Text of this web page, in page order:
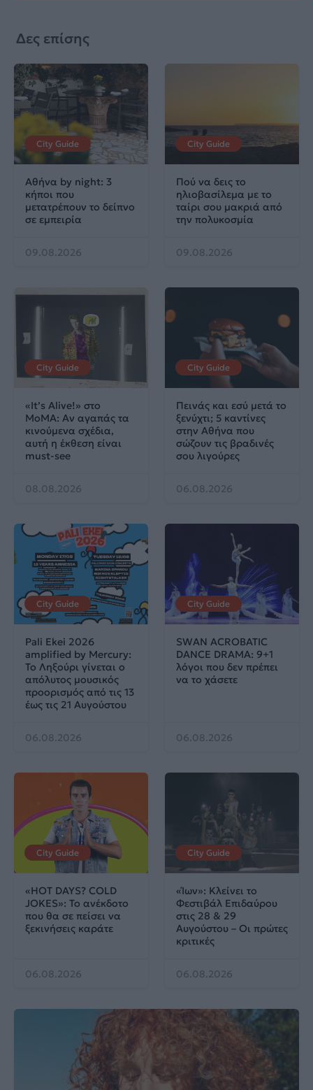
Δες επίσης
City Guide
Αθήνα by night: 3
κήποι που
μετατρέπουν το δείπνο
σε εμπειρία
09.08.2026
City Guide
Πού να δεις το
ηλιοβασίλεμα με το
ταίρι σου μακριά από
την πολυκοσμία
09.08.2026
City Guide
«It’s Alive!» στο
MoMA: Αν αγαπάς τα
κινούμενα σχέδια,
αυτή η έκθεση είναι
must-see
08.08.2026
City Guide
Πεινάς και εσύ μετά το
ξενύχτι; 5 καντίνες
στην Αθήνα που
σώζουν τις βραδινές
σου λιγούρες
06.08.2026
City Guide
Pali Ekei 2026
amplified by Mercury:
Το Ληξούρι γίνεται ο
απόλυτος μουσικός
προορισμός από τις 13
έως τις 21 Αυγούστου
06.08.2026
City Guide
SWAN ACROBATIC
DANCE DRAMA: 9+1
λόγοι που δεν πρέπει
να το χάσετε
06.08.2026
City Guide
«HOT DAYS? COLD
JOKES»: Το ανέκδοτο
που θα σε πείσει να
ξεκινήσεις καράτε
06.08.2026
City Guide
«Ίων»: Κλείνει το
Φεστιβάλ Επιδαύρου
στις 28 & 29
Αυγούστου – Οι πρώτες
κριτικές
06.08.2026